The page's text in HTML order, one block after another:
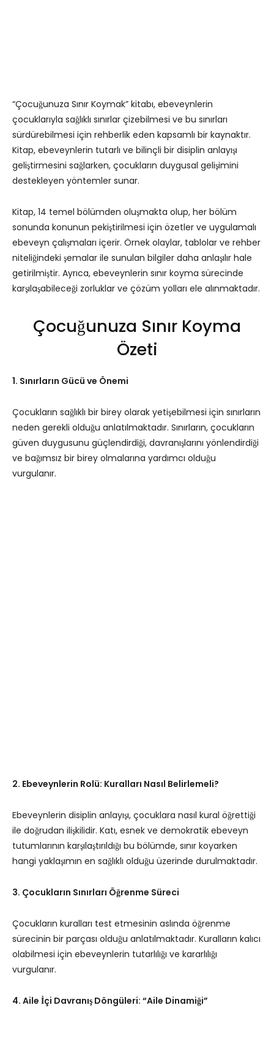
“Çocuğunuza Sınır Koymak” kitabı, ebeveynlerin
çocuklarıyla sağlıklı sınırlar çizebilmesi ve bu sınırları
sürdürebilmesi için rehberlik eden kapsamlı bir kaynaktır.
Kitap, ebeveynlerin tutarlı ve bilinçli bir disiplin anlayışı
geliştirmesini sağlarken, çocukların duygusal gelişimini
destekleyen yöntemler sunar.
Kitap, 14 temel bölümden oluşmakta olup, her bölüm
sonunda konunun pekiştirilmesi için özetler ve uygulamalı
ebeveyn çalışmaları içerir. Örnek olaylar, tablolar ve rehber
niteliğindeki şemalar ile sunulan bilgiler daha anlaşılır hale
getirilmiştir. Ayrıca, ebeveynlerin sınır koyma sürecinde
karşılaşabileceği zorluklar ve çözüm yolları ele alınmaktadır.
Çocuğunuza Sınır Koyma
Özeti
1. Sınırların Gücü ve Önemi
Çocukların sağlıklı bir birey olarak yetişebilmesi için sınırların
neden gerekli olduğu anlatılmaktadır. Sınırların, çocukların
güven duygusunu güçlendirdiği, davranışlarını yönlendirdiği
ve bağımsız bir birey olmalarına yardımcı olduğu
vurgulanır.
2. Ebeveynlerin Rolü: Kuralları Nasıl Belirlemeli?
Ebeveynlerin disiplin anlayışı, çocuklara nasıl kural öğrettiği
ile doğrudan ilişkilidir. Katı, esnek ve demokratik ebeveyn
tutumlarının karşılaştırıldığı bu bölümde, sınır koyarken
hangi yaklaşımın en sağlıklı olduğu üzerinde durulmaktadır.
3. Çocukların Sınırları Öğrenme Süreci
Çocukların kuralları test etmesinin aslında öğrenme
sürecinin bir parçası olduğu anlatılmaktadır. Kuralların kalıcı
olabilmesi için ebeveynlerin tutarlılığı ve kararlılığı
vurgulanır.
4. Aile İçi Davranış Döngüleri: “Aile Dinamiği”